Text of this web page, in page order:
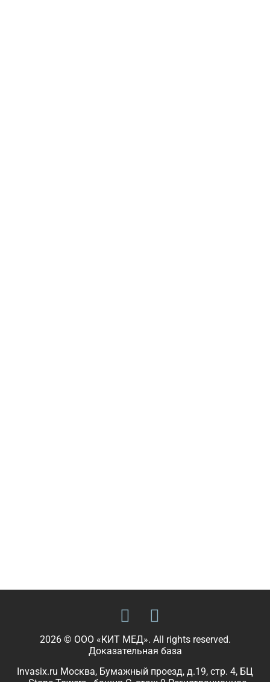
2026 © ООО «КИТ МЕД». All rights reserved.
Доказательная база
Invasix.ru Москва, Бумажный проезд, д.19, стр. 4, БЦ